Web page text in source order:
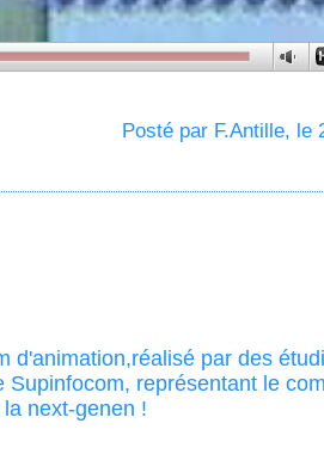
Posté par F.Antille, le
d'animation,réalisé par des
Supinfocom, représentant le
next-genen !